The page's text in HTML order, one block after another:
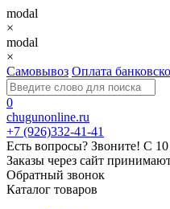
modal
×
modal
×
Самовывоз Оплата
0
chugunonline.ru
+7 (926)332-41-41
Есть вопросы? Звоните! С 10
Заказы через сайт
Обратный звонок
Каталог товаров